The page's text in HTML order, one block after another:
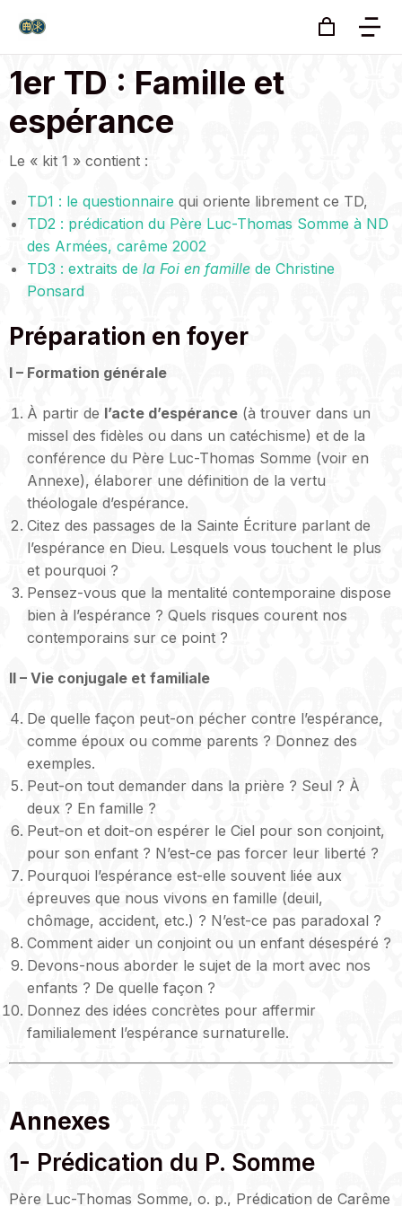
1er TD : Famille et
espérance
Le « kit 1 » contient :
TD1 : le questionnaire qui oriente librement ce TD,
TD2 : prédication du Père Luc-Thomas Somme à ND
des Armées, carême 2002
TD3 : extraits de la Foi en famille de Christine
Ponsard
Préparation en foyer
I – Formation générale
À partir de l’acte d’espérance (à trouver dans un
missel des fidèles ou dans un catéchisme) et de la
conférence du Père Luc-Thomas Somme (voir en
Annexe), élaborer une définition de la vertu
théologale d’espérance.
Citez des passages de la Sainte Écriture parlant de
l’espérance en Dieu. Lesquels vous touchent le plus
et pourquoi ?
Pensez-vous que la mentalité contemporaine dispose
bien à l’espérance ? Quels risques courent nos
contemporains sur ce point ?
II – Vie conjugale et familiale
De quelle façon peut-on pécher contre l’espérance,
comme époux ou comme parents ? Donnez des
exemples.
Peut-on tout demander dans la prière ? Seul ? À
deux ? En famille ?
Peut-on et doit-on espérer le Ciel pour son conjoint,
pour son enfant ? N’est-ce pas forcer leur liberté ?
Pourquoi l’espérance est-elle souvent liée aux
épreuves que nous vivons en famille (deuil,
chômage, accident, etc.) ? N’est-ce pas paradoxal ?
Comment aider un conjoint ou un enfant désespéré ?
Devons-nous aborder le sujet de la mort avec nos
enfants ? De quelle façon ?
Donnez des idées concrètes pour affermir
familialement l’espérance surnaturelle.
Annexes
1- Prédication du P. Somme
Père Luc-Thomas Somme, o. p., Prédication de Carême